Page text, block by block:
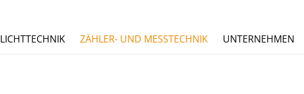
LICHTTECHNIK ZÄHLER- UND MESSTECHNIK UNTERNEHMEN